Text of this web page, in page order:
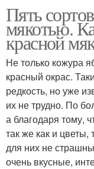
Пять
мякотью.
красной
Не только кожура
красный окрас.
редкость, но уже
их не трудно. По
а благодаря тому,
так же как и цветы,
для них не
очень вкусные,